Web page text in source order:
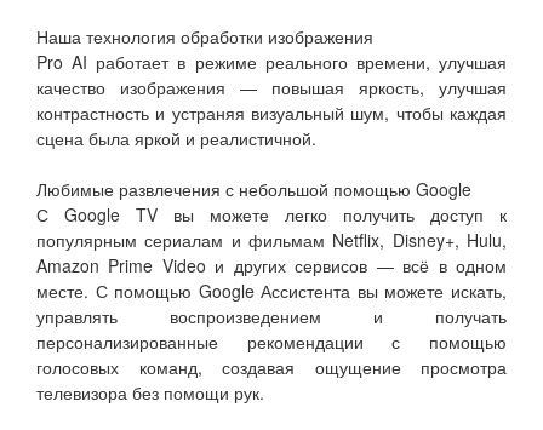
Наша технология обработки изображения
Pro AI работает в режиме реального времени, улучшая
качество изображения — повышая яркость, улучшая
контрастность и устраняя визуальный шум, чтобы каждая
сцена была яркой и реалистичной.
Любимые развлечения с небольшой помощью Google
С Google TV вы можете легко получить доступ к
популярным сериалам и фильмам Netflix, Disney+, Hulu,
Amazon Prime Video и других сервисов — всё в одном
месте. С помощью Google Ассистента вы можете искать,
управлять воспроизведением и получать
персонализированные рекомендации с помощью
голосовых команд, создавая ощущение просмотра
телевизора без помощи рук.